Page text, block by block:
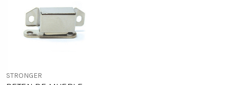
STRONGER